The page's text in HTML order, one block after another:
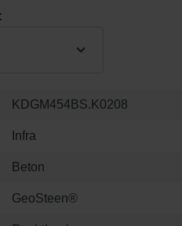
KDGM454BS.K0208
Infra
Beton
GeoSteen®